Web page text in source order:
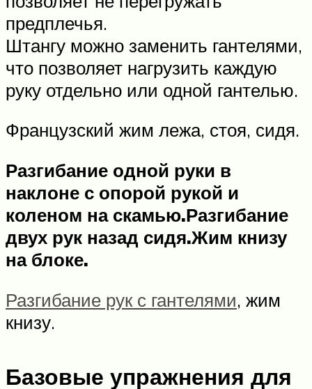
предплечья.
Штангу можно заменить гантелями,
что позволяет нагрузить каждую
руку отдельно или одной гантелью.
Французский жим лежа, стоя, сидя.
Разгибание одной руки в
наклоне с опорой рукой и
коленом на скамью.Разгибание
двух рук назад сидя.Жим книзу
на блоке.
Разгибание рук с гантелями, жим
книзу.
Базовые упражнения для